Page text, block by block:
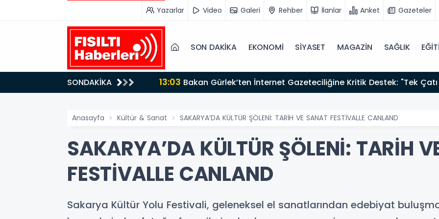
Yazarlar Video Galeri Rehber İlanlar Anket Gazeteler
SON DAKİKA EKONOMİ SİYASET MAGAZİN SAĞLIK
SONDAKİKA 13:03
Düzenlemeye Hazırız"
Anasayfa Kültür & Sanat SAKARYA’DA KÜLTÜR ŞÖLENİ: TARİH VE SANAT FESTİVALLE CANLAND
SAKARYA’DA KÜLTÜR ŞÖLENİ: TARİH
FESTİVALLE CANLAND
Sakarya Kültür Yolu Festivali, geleneksel el sanatlarından edebiyat